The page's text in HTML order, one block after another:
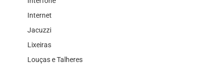
Internet
Jacuzzi
Lixeiras
Louças e Talheres